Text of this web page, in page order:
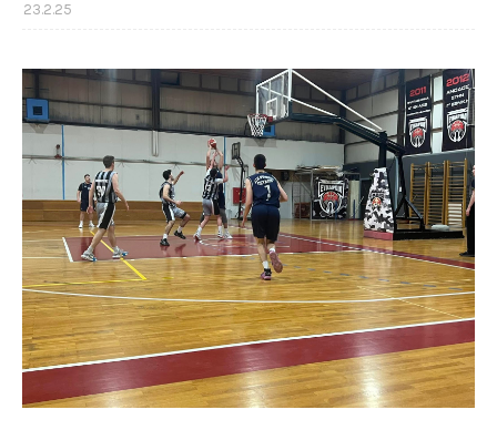
23.2.25